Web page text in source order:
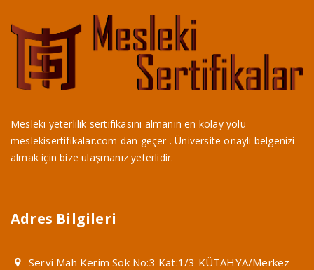
Mesleki yeterlilik sertifikasını almanın en kolay yolu
meslekisertifikalar.com dan geçer . Üniversite onaylı belgenizi
almak için bize ulaşmanız yeterlidir.
Adres Bilgileri
Servi Mah Kerim Sok No:3 Kat:1/3 KÜTAHYA/Merkez